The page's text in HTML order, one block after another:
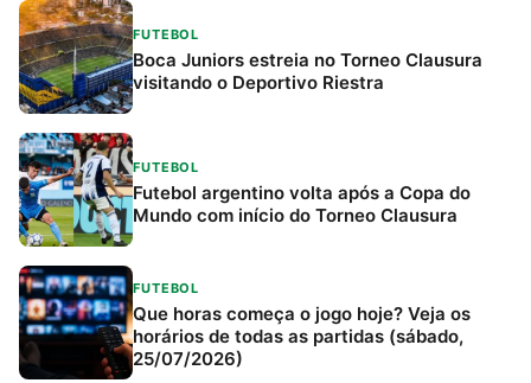
FUTEBOL
Boca Juniors estreia no Torneo Clausura
visitando o Deportivo Riestra
FUTEBOL
Futebol argentino volta após a Copa do
Mundo com início do Torneo Clausura
FUTEBOL
Que horas começa o jogo hoje? Veja os
horários de todas as partidas (sábado,
25/07/2026)